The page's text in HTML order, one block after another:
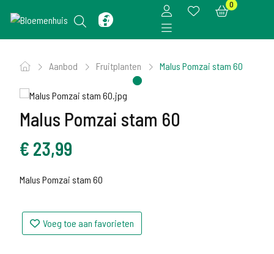
0
Aanbod Fruitplanten Malus Pomzai stam 60
Malus Pomzai stam 60
€ 23,99
Malus Pomzai stam 60
Voeg toe aan favorieten